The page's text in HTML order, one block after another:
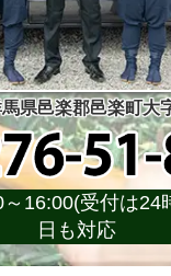
県邑楽郡邑楽町大
16:00(受付は24
日も対応